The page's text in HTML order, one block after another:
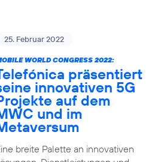
25. Februar 2022
WORLD CONGRESS 2022:
präsentiert
innovativen 5G
auf dem
und im
breite Palette an innovativen